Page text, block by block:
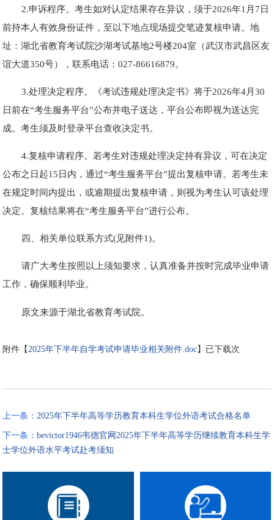
2.申诉程序。考生如对认定结果存在异议，须于2026年1月7日
前持本人有效身份证件，至以下地点现场提交笔迹复核申请。地
址：湖北省教育考试院沙湖考试基地2号楼204室（武汉市武昌区友
谊大道350号），联系电话：027-86616879。
3.处理决定程序。《考试违规处理决定书》将于2026年4月30
日前在“考生服务平台”公布并电子送达，平台公布即视为送达完
成。考生须及时登录平台查收决定书。
4.复核申请程序。若考生对违规处理决定持有异议，可在决定
公布之日起15日内，通过“考生服务平台”提出复核申请。若考生未
在规定时间内提出，或逾期提出复核申请，则视为考生认可该处理
决定。复核结果将在“考生服务平台”进行公布。
四、相关单位联系方式(见附件1)。
请广大考生按照以上须知要求，认真准备并按时完成毕业申请
工作，确保顺利毕业。
原文来源于湖北省教育考试院。
附件【2025年下半年自学考试申请毕业相关附件.doc】已下载次
上一条： 2025年下半年高等学历教育本科生学位外语考试合格名单
下一条：bevictor1946韦德官网2025年下半年高等学历继续教育本科生学
士学位外语水平考试赴考须知